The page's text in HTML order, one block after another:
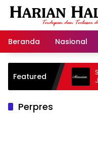
Langsung
Beranda
Nasional
Featured
Warisan
Jalan
Perpres